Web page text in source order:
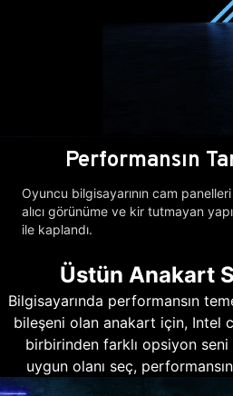
Performansın
Oyuncu bilgisayarının cam
alıcı görünüme ve kir tutmayan
ile kaplandı.
Üstün Anakart
Bilgisayarında performansın
bileşeni olan anakart için, Intel
birbirinden farklı opsiyon
uygun olanı seç, performansın